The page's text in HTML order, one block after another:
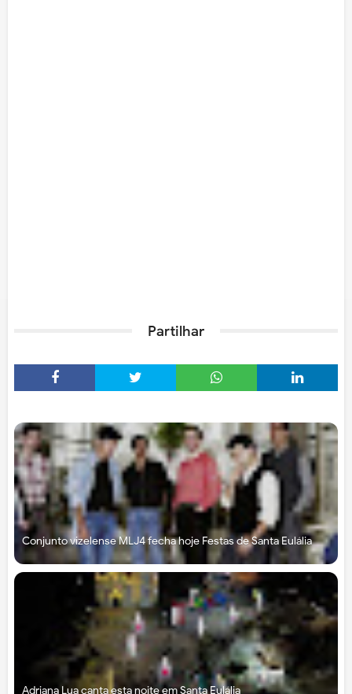
Partilhar
Conjunto vizelense MLJ4 fecha hoje Festas de Santa Eulália
Adriana Lua canta esta noite em Santa Eulália